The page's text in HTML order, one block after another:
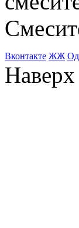
Bконтакте ЖЖ
Наверх